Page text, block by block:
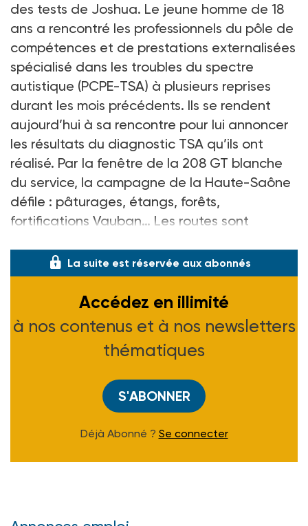
des tests de Joshua. Le jeune homme de 18
ans a rencontré les professionnels du pôle de
compétences et de prestations externalisées
spécialisé dans les troubles du spectre
autistique (PCPE-TSA) à plusieurs reprises
durant les mois précédents. Ils se rendent
aujourd’hui à sa rencontre pour lui annoncer
les résultats du diagnostic TSA qu’ils ont
réalisé. Par la fenêtre de la 208 GT blanche
du service, la campagne de la Haute-Saône
défile : pâturages, étangs, forêts,
fortifications Vauban… Les routes sont
La suite est réservée aux abonnés
Accédez en illimité
à nos contenus et à nos newsletters
thématiques
S'ABONNER
Déjà Abonné ? Se connecter